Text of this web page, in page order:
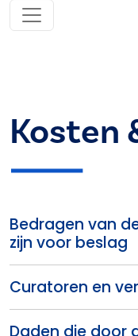
Kosten
Bedragen van
zijn voor beslag
Curatoren en
Daden die door